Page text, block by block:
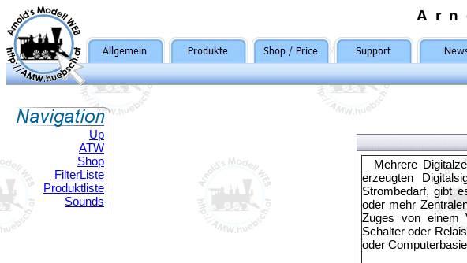
Up
ATW
Shop
FilterListe
Produktliste
Sounds
Mehrere
erzeugten
Strombedarf, gibt
oder mehr
Zuges von einem
Schalter oder
oder